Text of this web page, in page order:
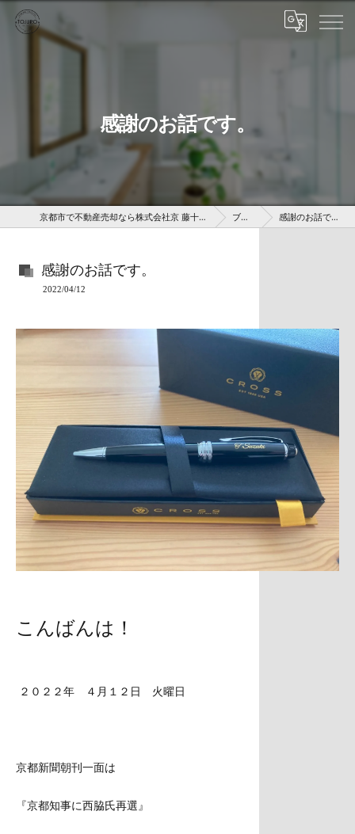
感謝のお話です。
京都市で不動産売却なら株式会社京 藤十郎不動産 ブログ 感謝のお話です。
感謝のお話です。
2022/04/12
こんばんは！
２０２２年 ４月１２日 火曜日
京都新聞朝刊一面は
『京都知事に西脇氏再選』